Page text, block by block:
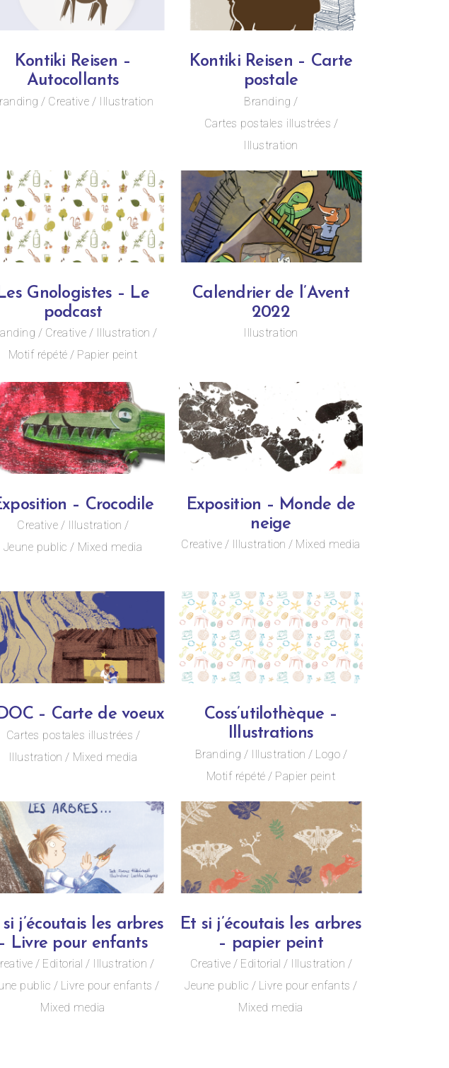
Kontiki Reisen –
Autocollants
Creative Illustration
Kontiki Reisen – Carte
postale
Branding
Cartes postales illustrées
Illustration
Les Gnologistes – Le
podcast
Creative
Illustration
Motif répété
Papier peint
Calendrier de l’Avent
2022
Illustration
– Crocodile
Creative
Illustration
Jeune public
Mixed media
Exposition – Monde de
neige
Creative Illustration Mixed media
– Carte de voeux
Cartes postales illustrées
Illustration
Mixed media
Coss’utilothèque –
Illustrations
Branding Illustration
Logo
Motif répété
Papier peint
si j’écoutais les arbres
– Livre pour enfants
Editorial
Illustration
public
Livre pour enfants
Mixed media
Et si j’écoutais les arbres
– papier peint
Creative Editorial
Illustration
Jeune public
Livre pour enfants
Mixed media